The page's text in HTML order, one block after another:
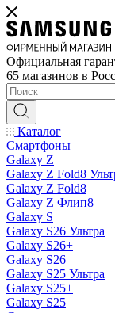
Официальная
65 магазинов в
Каталог
Смартфоны
Galaxy Z
Galaxy Z Fold8
Galaxy Z Fold8
Galaxy Z Флип8
Galaxy S
Galaxy S26 Ультра
Galaxy S26+
Galaxy S26
Galaxy S25 Ультра
Galaxy S25+
Galaxy S25